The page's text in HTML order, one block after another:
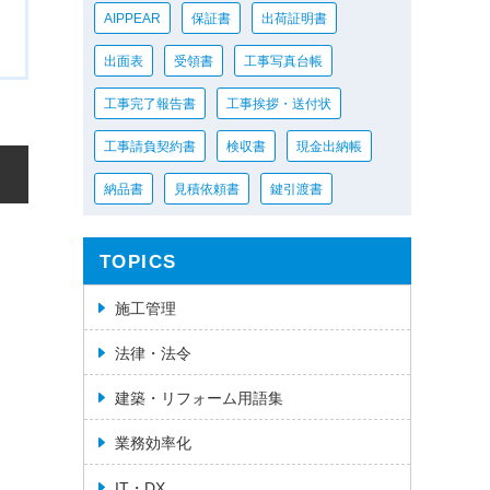
AIPPEAR 保証書 出荷証明書
出面表 受領書 工事写真台帳
工事完了報告書 工事挨拶・送付状
工事請負契約書 検収書 現金出納帳
納品書 見積依頼書 鍵引渡書
TOPICS
施工管理
法律・法令
建築・リフォーム用語集
業務効率化